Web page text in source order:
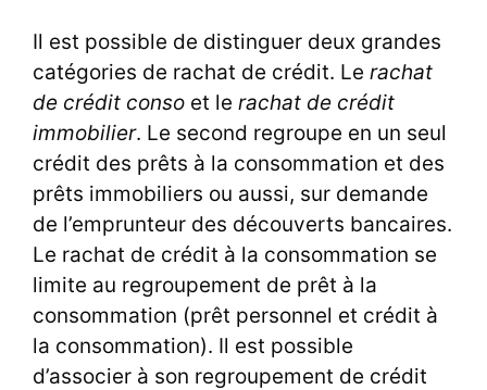
Il est possible de distinguer deux grandes
catégories de rachat de crédit. Le rachat
de crédit conso et le rachat de crédit
immobilier. Le second regroupe en un seul
crédit des prêts à la consommation et des
prêts immobiliers ou aussi, sur demande
de l’emprunteur des découverts bancaires.
Le rachat de crédit à la consommation se
limite au regroupement de prêt à la
consommation (prêt personnel et crédit à
la consommation). Il est possible
d’associer à son regroupement de crédit